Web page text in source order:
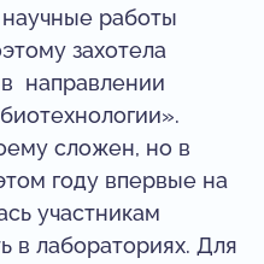
работы
захотела
направлении
сложен, но в
году впервые на
участникам
в лабораториях. Для